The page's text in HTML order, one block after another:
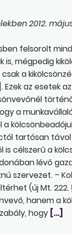
2012.
felsorolt
is, mégpedig
a
Ezek az esetek
a
a
tartósan távol
is célszerű a
lévő
szervezet. –
(új Mt.
hanem a
hogy […]